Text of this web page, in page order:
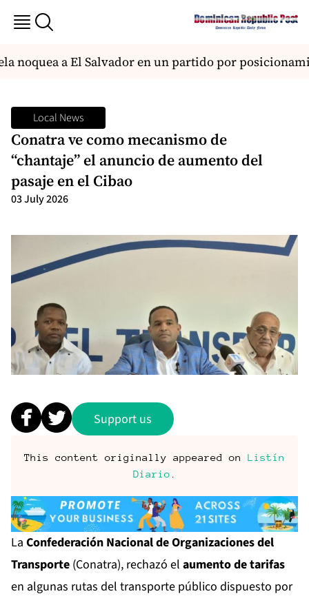
noquea a El Salvador en un partido por
Local News
Conatra ve como mecanismo de
“chantaje” el anuncio de aumento del
pasaje en el Cibao
03 July 2026
Support us
This content originally appeared on Listín
Diario .
La Confederación Nacional de Organizaciones del
Transporte (Conatra), rechazó el aumento de tarifas
en algunas rutas del transporte público dispuesto por